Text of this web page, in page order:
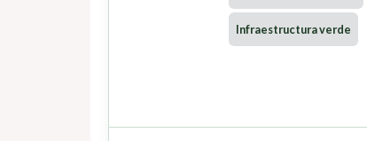
Infraestructura verde